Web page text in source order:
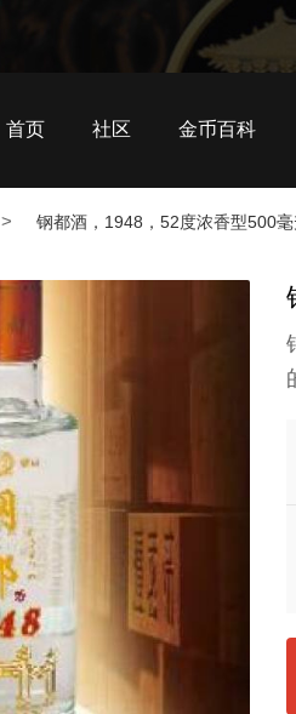
首页 社区 金币百科
> 钢都酒，1948，52度浓香型500